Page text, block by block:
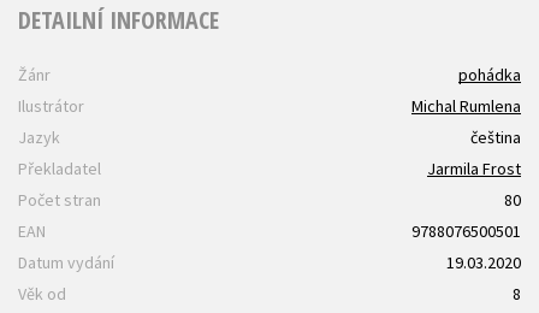
DETAILNÍ INFORMACE
Žánr
pohádka
Ilustrátor
Michal Rumlena
Jazyk
čeština
Překladatel
Jarmila Frost
Počet stran
80
EAN
9788076500501
Datum vydání
19.03.2020
Věk od
8